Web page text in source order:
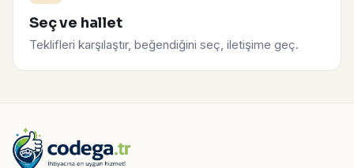
Seç ve hallet
Teklifleri karşılaştır, beğendiğini seç, iletişime geç.